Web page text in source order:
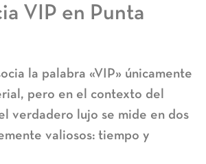
VIP en Punta
la palabra «VIP» únicamente
pero en el contexto del
verdadero lujo se mide en dos
valiosos: tiempo y